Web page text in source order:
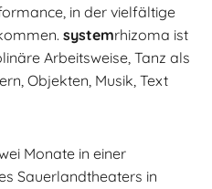
in der vielfältige
systemrhizoma ist
Arbeitsweise, Tanz als
Objekten, Musik, Text
Monate in einer
Sauerlandtheaters in